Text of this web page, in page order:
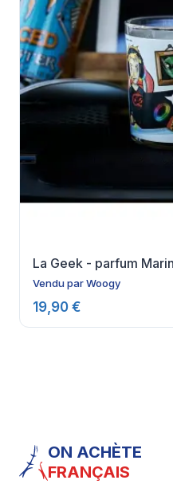
La Geek - parfum Marin
Vendu parWoogy
19,90 €
ON ACHÈTE
FRANÇAIS